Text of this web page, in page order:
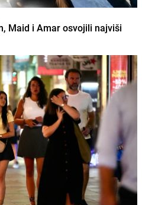
Maid i Amar osvojili najviši